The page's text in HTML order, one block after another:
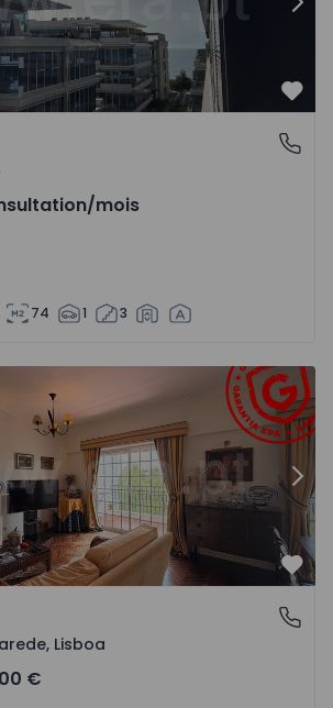
/mois
74 1 3
Carcavelos e Parede - 1576090 -
Lisboa
Lisboa
€